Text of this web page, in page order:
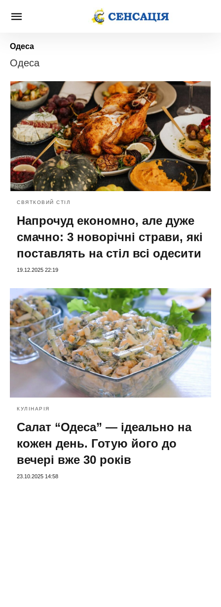
Одеса
Одеса
СВЯТКОВИЙ СТІЛ
Напрочуд економно, але дуже
смачно: 3 новорічні страви, які
поставлять на стіл всі одесити
19.12.2025 22:19
КУЛІНАРІЯ
Салат “Одеса” — ідеально на
кожен день. Готую його до
вечері вже 30 років
23.10.2025 14:58